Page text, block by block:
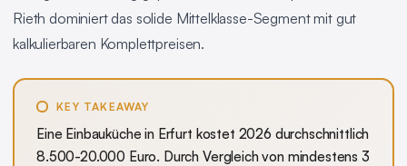
Rieth dominiert das solide Mittelklasse-Segment mit gut
kalkulierbaren Komplettpreisen.
KEY TAKEAWAY
Eine Einbauküche in Erfurt kostet 2026 durchschnittlich
8.500-20.000 Euro. Durch Vergleich von mindestens 3